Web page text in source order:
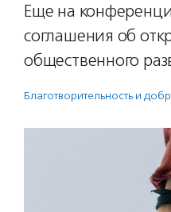
Еще на
соглашения об
общественного
Благотвори­тель­ность и